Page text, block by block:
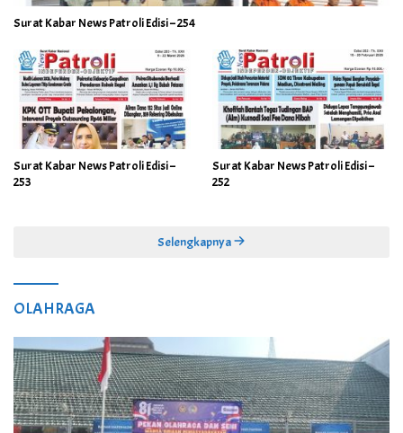
Surat Kabar News Patroli Edisi – 254
Surat Kabar News Patroli Edisi –
253
Surat Kabar News Patroli Edisi –
252
Selengkapnya
OLAHRAGA